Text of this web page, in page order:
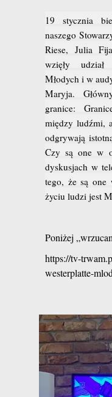
19 stycznia
naszego
Riese, Julia
wzięły udział
Młodych i w
Maryja. Gł
granice:
między ludźmi,
odgrywają istotn
Czy są one w
dyskusjach w
tego, że są one
życiu ludzi jest
Poniżej
https://tv-
westerplatte-